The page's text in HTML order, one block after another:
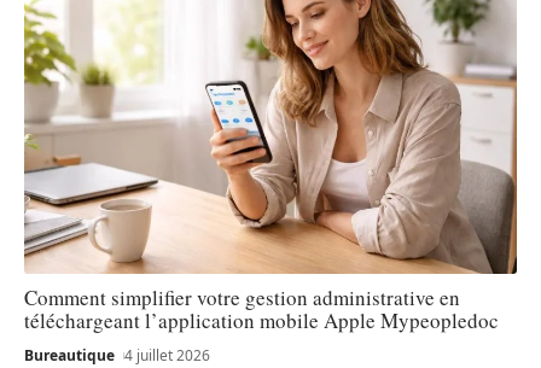
Comment simplifier votre gestion administrative en
téléchargeant l’application mobile Apple Mypeopledoc
Bureautique 4 juillet 2026